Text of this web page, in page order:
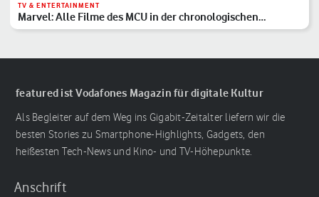
TV & ENTERTAINMENT
Marvel: Alle Filme des MCU in der chronologischen
Reihenfolge
featured ist Vodafones Magazin für digitale Kultur
Als Begleiter auf dem Weg ins Gigabit-Zeitalter liefern wir die
besten Stories zu Smartphone-Highlights, Gadgets, den
heißesten Tech-News und Kino- und TV-Höhepunkte.
Anschrift